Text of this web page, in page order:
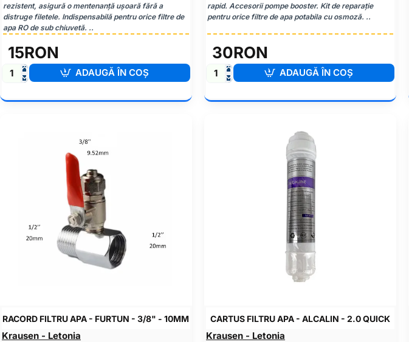
rezistent, asigură o mentenanță ușoară fără a
distruge filetele. Indispensabilă pentru orice filtre de
apa RO de sub chiuvetă. ..
15RON
Cheie
-
ADAUGĂ ÎN COŞ
rapid. Accesorii pompe booster. Kit de reparație
pentru orice filtre de apa potabila cu osmoză. ..
30RON
Set
Pompa
ADAUGĂ ÎN COŞ
Krausen - Letonia
RACORD FILTRU APA - FURTUN - 3/8" - 10MM
Krausen - Letonia
CARTUS FILTRU APA - ALCALIN - 2.0 QUICK